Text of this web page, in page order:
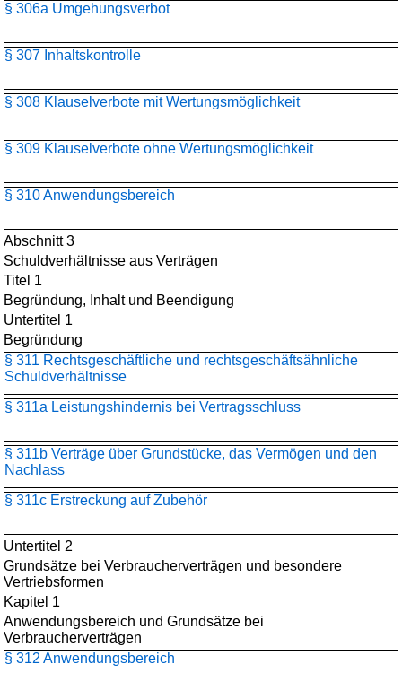
§ 306a Umgehungsverbot
§ 307 Inhaltskontrolle
§ 308 Klauselverbote mit Wertungsmöglichkeit
§ 309 Klauselverbote ohne Wertungsmöglichkeit
§ 310 Anwendungsbereich
Abschnitt 3
Schuldverhältnisse aus Verträgen
Titel 1
Begründung, Inhalt und Beendigung
Untertitel 1
Begründung
§ 311 Rechtsgeschäftliche und rechtsgeschäftsähnliche
Schuldverhältnisse
§ 311a Leistungshindernis bei Vertragsschluss
§ 311b Verträge über Grundstücke, das Vermögen und den
Nachlass
§ 311c Erstreckung auf Zubehör
Untertitel 2
Grundsätze bei Verbraucherverträgen und besondere
Vertriebsformen
Kapitel 1
Anwendungsbereich und Grundsätze bei
Verbraucherverträgen
§ 312 Anwendungsbereich